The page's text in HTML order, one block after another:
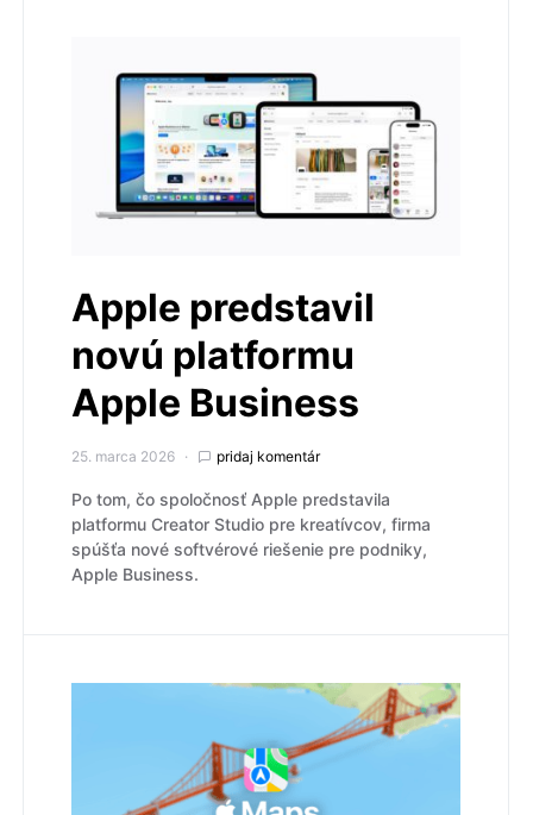
Apple predstavil
novú platformu
Apple Business
25. marca 2026 pridaj komentár
Po tom, čo spoločnosť Apple predstavila
platformu Creator Studio pre kreatívcov, firma
spúšťa nové softvérové riešenie pre podniky,
Apple Business.